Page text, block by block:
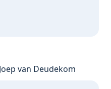
van Deudekom